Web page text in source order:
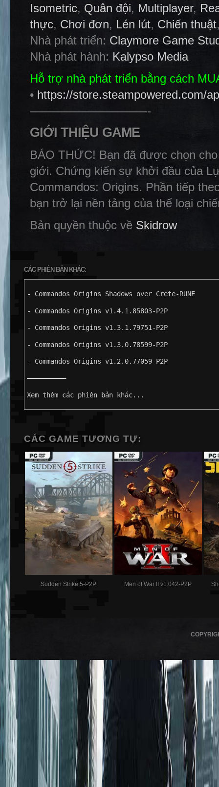
Isometric, Quân đội, Multiplayer,
thực, Chơi đơn, Lén lút, Chiến thuật
Nhà phát triển: Claymore Game
Nhà phát hành: Kalypso Media
Hỗ trợ nhà phát triển bằng cách
• https://store.steampowered.com/
——————————-
GIỚI THIỆU GAME
BÁO THỨC! Bạn đã được chọn
giới. Chứng kiến ​​sự khởi đầu của
Commandos: Origins. Phần tiếp
bạn trở lại nền tảng của thể loại
Bản quyền thuộc về Skidrow
CÁC PHIÊN BẢN KHÁC:
- Commandos Origins Shadows over Crete-RUNE
- Commandos Origins v1.4.1.85803-P2P
- Commandos Origins v1.3.1.79751-P2P
- Commandos Origins v1.3.0.78599-P2P
- Commandos Origins v1.2.0.77059-P2P
——————————
Xem thêm các phiên bản khác...
CÁC GAME TƯƠNG TỰ:
Sudden Strike 5-P2P Men of War II v1.042-P2P